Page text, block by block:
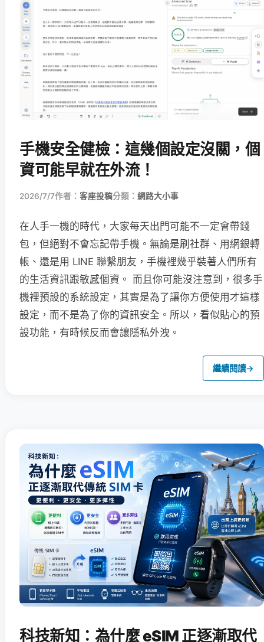
手機安全健檢：這幾個設定沒關，個
資可能早就在外流！
2026/7/7作者： 客座投稿分類： 網路大小事
在人手一機的時代，大家每天出門可能不一定會帶錢
包，但絕對不會忘記帶手機。無論是刷社群、用網銀轉
帳、還是用 LINE 聯繫朋友，手機裡幾乎裝著人們所有
的生活資訊跟敏感個資。 而且你可能沒注意到，很多手
機裡預設的系統設定，其實是為了讓你方便使用才這樣
設定，而不是為了你的資訊安全。所以，看似貼心的預
設功能，有時候反而會讓隱私外洩。
繼續閱讀→
科技新知：為什麼 eSIM 正逐漸取代